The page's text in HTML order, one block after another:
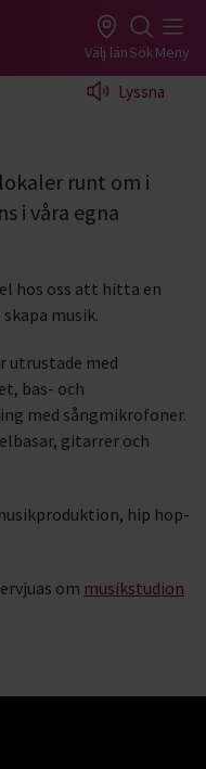
Välj länSökMeny
Lyssna
runt om i
i våra egna
hos oss att hitta en
musik.
utrustade med
bas- och
med sångmikrofoner.
gitarrer och
hip hop-
om musikstudion